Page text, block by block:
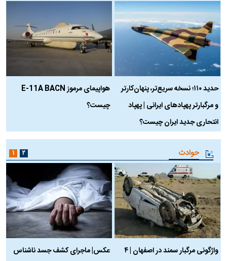
حدید ۱۱۰؛ نسخه سریع‌تر، پنهان‌کارتر
و مرگبارتر پهپادهای ایرانی | پهپاد
انتحاری جدید ایران چیست؟
هواپیمای مرموز E-11A BACN
چیست؟
حوادث
واژگونی مرگبار سمند در اصفهان | ۴
عکس| ماجرای کشف جسد ناشناس
۱ ۲